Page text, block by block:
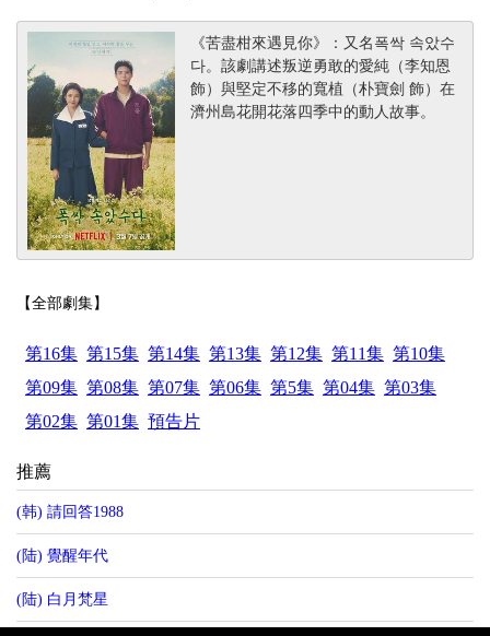
《苦盡柑來遇見你》：又名폭싹 속았수
다。該劇講述叛逆勇敢的愛純（李知恩
飾）與堅定不移的寬植（朴寶劍 飾）在
濟州島花開花落四季中的動人故事。
【全部劇集】
第16集 第15集 第14集 第13集 第12集 第11集 第10集
第09集 第08集 第07集 第06集 第5集 第04集 第03集
第02集 第01集 預告片
推薦
(韩) 請回答1988
(陆) 覺醒年代
(陆) 白月梵星